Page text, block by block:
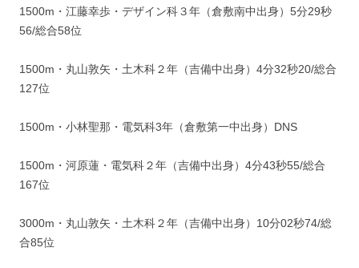
1500m・江藤幸歩・デザイン科３年（倉敷南中出身）5分29秒
56/総合58位
1500m・丸山敦矢・土木科２年（吉備中出身）4分32秒20/総合
127位
1500m・小林聖那・電気科3年（倉敷第一中出身）DNS
1500m・河原蓮・電気科２年（吉備中出身）4分43秒55/総合
167位
3000m・丸山敦矢・土木科２年（吉備中出身）10分02秒74/総
合85位